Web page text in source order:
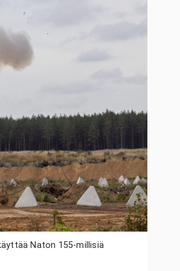
Naton 155-millisiä